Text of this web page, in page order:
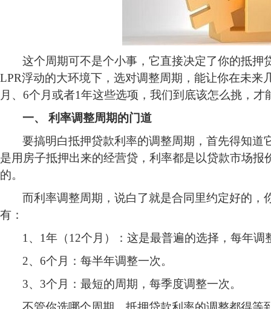
这个周期可不是个小事，它直接决定了你的抵押
LPR浮动的大环境下，选对调整周期，能让你在未
月、6个月或者1年这些选项，我们到底该怎么挑，才
一、
利率调整周期的门道
要搞明白抵押贷款利率的调整周期，首先得知
是用房子抵押出来的经营贷，利率都是以贷款市场报
的。
而利率调整周期，说白了就是合同里约定好的，
有：
1、1年（12个月）：这是最普遍的选择，每年调
2、6个月：每半年调整一次。
3、3个月：最短的周期，每季度调整一次。